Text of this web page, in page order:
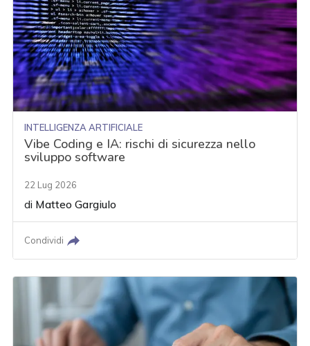
INTELLIGENZA ARTIFICIALE
Vibe Coding e IA: rischi di sicurezza nello
sviluppo software
22 Lug 2026
di Matteo Gargiulo
Condividi